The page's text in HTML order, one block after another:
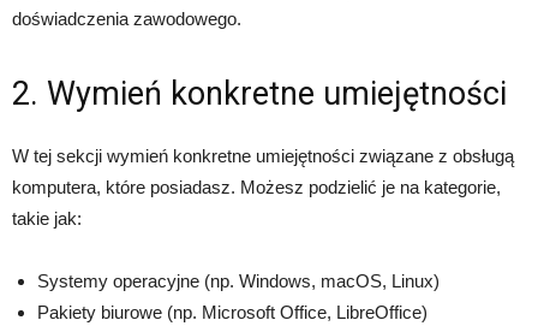
doświadczenia zawodowego.
2. Wymień konkretne umiejętności
W tej sekcji wymień konkretne umiejętności związane z obsługą
komputera, które posiadasz. Możesz podzielić je na kategorie,
takie jak:
Systemy operacyjne (np. Windows, macOS, Linux)
Pakiety biurowe (np. Microsoft Office, LibreOffice)